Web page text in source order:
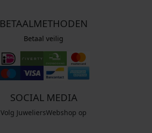
BETAALMETHODEN
Betaal veilig
SOCIAL MEDIA
Volg JuweliersWebshop op